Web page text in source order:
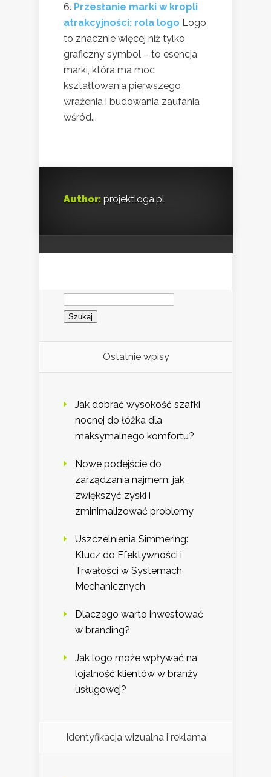
Przesłanie marki w kropli
atrakcyjności: rola logo Logo
to znacznie więcej niż tylko
graficzny symbol – to esencja
marki, która ma moc
kształtowania pierwszego
wrażenia i budowania zaufania
wśród...
Author: projektloga.pl
Szukaj:
Ostatnie wpisy
Jak dobrać wysokość szafki
nocnej do łóżka dla
maksymalnego komfortu?
Nowe podejście do
zarządzania najmem: jak
zwiększyć zyski i
zminimalizować problemy
Uszczelnienia Simmering:
Klucz do Efektywności i
Trwałości w Systemach
Mechanicznych
Dlaczego warto inwestować
w branding?
Jak logo może wpływać na
lojalność klientów w branży
usługowej?
Identyfikacja wizualna i reklama